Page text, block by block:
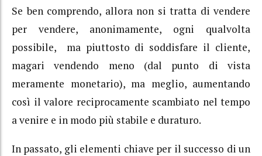
Se ben comprendo, allora non si tratta di vendere
per vendere, anonimamente, ogni qualvolta
possibile, ma piuttosto di soddisfare il cliente,
magari vendendo meno (dal punto di vista
meramente monetario), ma meglio, aumentando
così il valore reciprocamente scambiato nel tempo
a venire e in modo più stabile e duraturo.
In passato, gli elementi chiave per il successo di un